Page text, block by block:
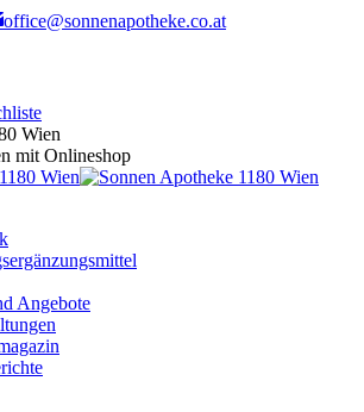
office@sonnenapotheke.co.at
Wien
mit Onlineshop
Angebote